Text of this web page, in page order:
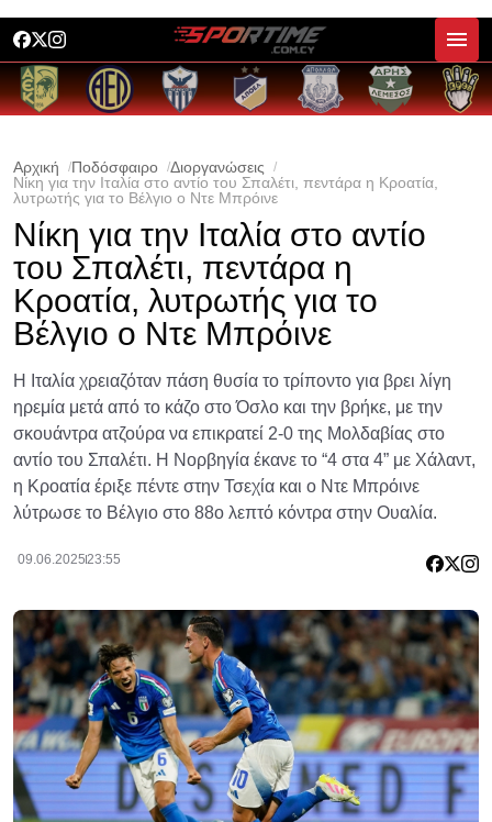
Αρχική Ποδόσφαιρο
Διοργανώσεις
Νίκη για την Ιταλία στο αντίο του Σπαλέτι, πεντάρα η Κροατία,
λυτρωτής για το Βέλγιο ο Ντε Μπρόινε
Νίκη για την Ιταλία στο αντίο
του Σπαλέτι, πεντάρα η
Κροατία, λυτρωτής για το
Βέλγιο ο Ντε Μπρόινε
Η Ιταλία χρειαζόταν πάση θυσία το τρίποντο για βρει λίγη
ηρεμία μετά από το κάζο στο Όσλο και την βρήκε, με την
σκουάντρα ατζούρα να επικρατεί 2-0 της Μολδαβίας στο
αντίο του Σπαλέτι. Η Νορβηγία έκανε το “4 στα 4” με Χάλαντ,
η Κροατία έριξε πέντε στην Τσεχία και ο Ντε Μπρόινε
λύτρωσε το Βέλγιο στο 88ο λεπτό κόντρα στην Ουαλία.
09.06.202523:55